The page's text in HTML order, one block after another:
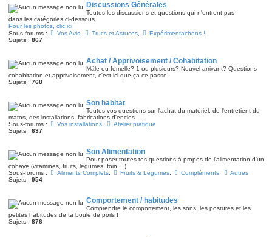
Discussions Générales
Toutes les discussions et questions qui n'entrent pas
dans les catégories ci-dessous.
Pour les photos, clic ici
Sous-forums :
Vos Avis, Trucs et Astuces,
Expérimentachons !
Sujets : 867
Achat / Apprivoisement / Cohabitation
Mâle ou femelle? 1 ou plusieurs? Nouvel arrivant? Questions
cohabitation et apprivoisement, c'est ici que ça ce passe!
Sujets : 768
Son habitat
Toutes vos questions sur l'achat du matériel, de l'entretient du
matos, des installations, fabrications d'enclos ...
Sous-forums :
Vos installations,
Atelier pratique
Sujets : 637
Son Alimentation
Pour poser toutes tes questions à propos de l'alimentation d'un
cobaye (vitamines, fruits, légumes, foin ...)
Sous-forums :
Aliments Complets, Fruits & Légumes, Compléments,
Autres
Sujets : 954
Comportement / habitudes
Comprendre le comportement, les sons, les postures et les
petites habitudes de ta boule de poils !
Sujets : 876